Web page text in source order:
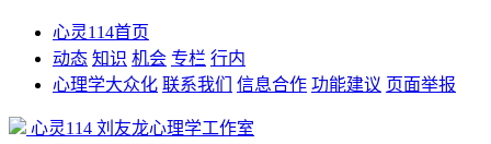
心灵114首页
动态 知识 机会 专栏 行内
心理学大众化 联系我们 信息合作 功能建议 页面举报
心灵114 刘友龙心理学工作室